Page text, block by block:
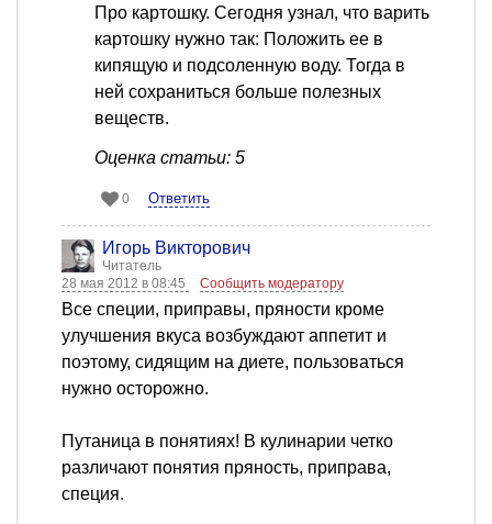
Про картошку. Сегодня узнал, что варить
картошку нужно так: Положить ее в
кипящую и подсоленную воду. Тогда в
ней сохраниться больше полезных
веществ.
Оценка статьи: 5
0 Ответить
Игорь Викторович
Читатель
28 мая 2012 в 08:45
Сообщить модератору
Все специи, приправы, пряности кроме
улучшения вкуса возбуждают аппетит и
поэтому, сидящим на диете, пользоваться
нужно осторожно.
Путаница в понятиях! В кулинарии четко
различают понятия пряность, приправа,
специя.